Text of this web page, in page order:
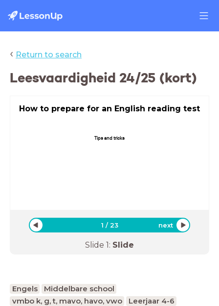
‹ Return to search
Leesvaardigheid 24/25 (kort)
How to prepare for an English reading test
Tips and tricks
1 /23 next
Slide 1: Slide
Engels
Middelbare school
vmbo k, g, t, mavo, havo, vwo
Leerjaar 4-6